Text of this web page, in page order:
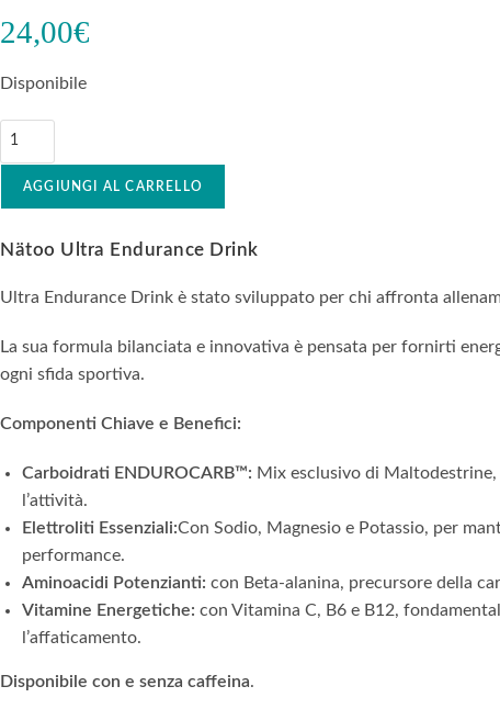
24,00€
Disponibile
AGGIUNGI AL CARRELLO
Nätoo Ultra Endurance Drink
Ultra Endurance Drink è stato sviluppato per chi affronta
La sua formula bilanciata e innovativa è pensata per fornirti
ogni sfida sportiva.
Componenti Chiave e Benefici:
Carboidrati ENDUROCARB™: Mix esclusivo di
l’attività.
Elettroliti Essenziali:Con Sodio, Magnesio e Potassio, per
performance.
Aminoacidi Potenzianti: con Beta-alanina, precursore della
Vitamine Energetiche: con Vitamina C, B6 e B12,
l’affaticamento.
Disponibile con e senza caffeina.